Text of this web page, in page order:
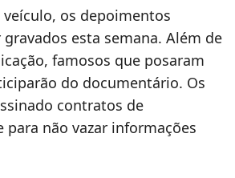
os depoimentos
esta semana. Além de
famosos que posaram
do documentário. Os
contratos de
para não vazar informações